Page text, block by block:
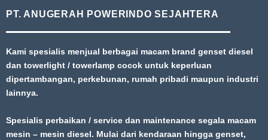
PT. ANUGERAH POWERINDO SEJAHTERA
Kami spesialis menjual berbagai macam brand genset diesel
dan towerlight / towerlamp cocok untuk keperluan
dipertambangan, perkebunan, rumah pribadi maupun industri
lainnya.
Spesialis perbaikan / service dan maintenance segala macam
mesin – mesin diesel. Mulai dari kendaraan hingga genset,